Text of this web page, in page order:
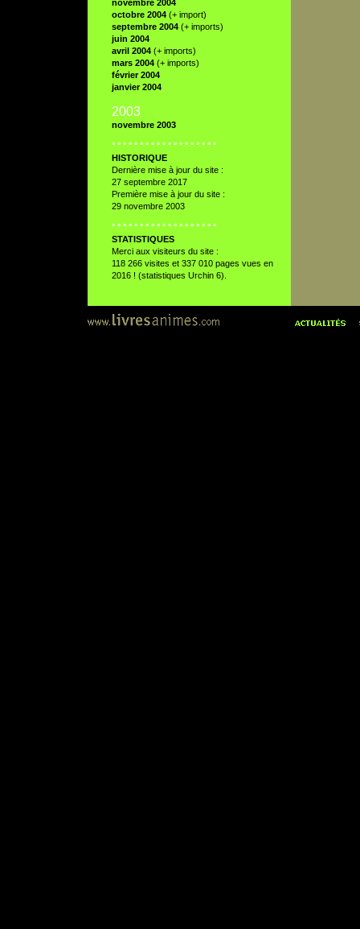
novembre 2004
octobre 2004 (+ import)
septembre 2004 (+ imports)
juin 2004
avril 2004 (+ imports)
mars 2004(+ imports)
février 2004
janvier 2004
2003
novembre 2003
° ° ° ° ° ° ° ° ° ° ° ° ° ° ° ° ° ° °
HISTORIQUE
Dernière mise à jour du site :
27 septembre 2017
Première mise à jour du site :
29 novembre 2003
° ° ° ° ° ° ° ° ° ° ° ° ° ° ° ° ° ° °
STATISTIQUES
Merci aux visiteurs du site :
118 266 visites et 337 010 pages vues en
2016 ! (statistiques Urchin 6).